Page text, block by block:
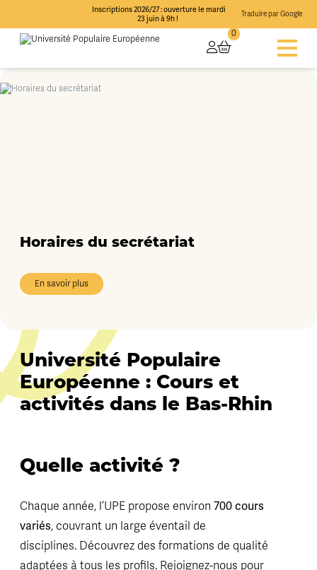
Inscriptions 2026/27 : ouverture le mardi
23 juin à 9h !
Traduire par Google
0
Horaires du secrétariat
En savoir plus
Université Populaire
Européenne : Cours et
activités dans le Bas-Rhin
Quelle activité ?
Chaque année, l’UPE propose environ 700 cours
variés, couvrant un large éventail de
disciplines. Découvrez des formations de qualité
adaptées à tous les profils. Rejoignez-nous pour